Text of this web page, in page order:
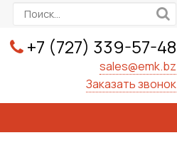
+7 (727) 339-57-48
sales@emk.bz
Заказать звонок